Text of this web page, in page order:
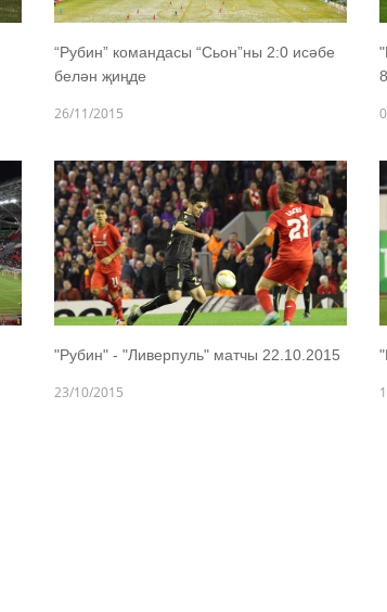
“Рубин” командасы “Сьон”ны 2:0 исәбе
белән җиңде
26/11/2015
"Рубин" - "Ливерпуль" матчы 22.10.2015
23/10/2015